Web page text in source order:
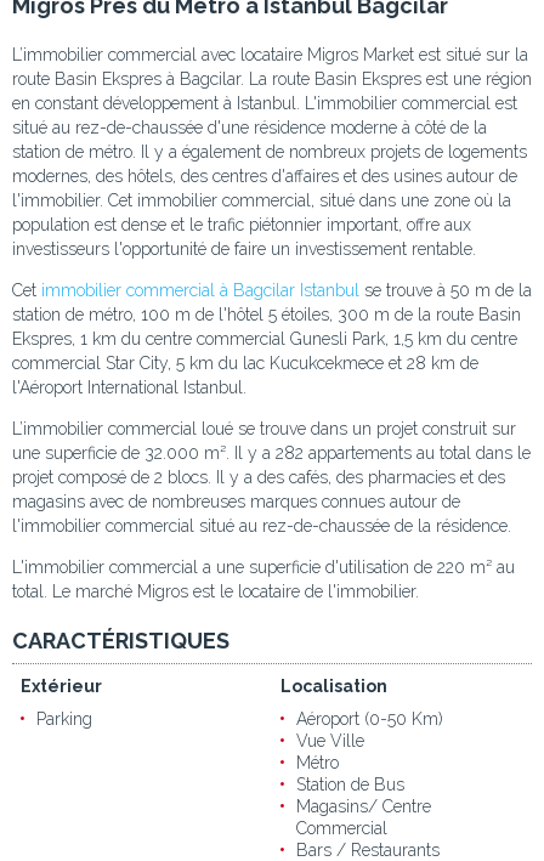
L’immobilier commercial avec locataire Migros Market est situé sur la
route Basin Ekspres à Bagcilar. La route Basin Ekspres est une région
en constant développement à Istanbul. L'immobilier commercial est
situé au rez-de-chaussée d'une résidence moderne à côté de la
station de métro. Il y a également de nombreux projets de logements
modernes, des hôtels, des centres d'affaires et des usines autour de
l'immobilier. Cet immobilier commercial, situé dans une zone où la
population est dense et le trafic piétonnier important, offre aux
investisseurs l'opportunité de faire un investissement rentable.
Cet immobilier commercial à Bagcilar Istanbul
se trouve à 50 m de la
station de métro, 100 m de l'hôtel 5 étoiles, 300 m de la route Basin
Ekspres, 1 km du centre commercial Gunesli Park, 1,5 km du centre
commercial Star City, 5 km du lac Kucukcekmece et 28 km de
l'Aéroport International Istanbul.
L’immobilier commercial loué se trouve dans un projet construit sur
une superficie de 32.000 m². Il y a 282 appartements au total dans le
projet composé de 2 blocs. Il y a des cafés, des pharmacies et des
magasins avec de nombreuses marques connues autour de
l'immobilier commercial situé au rez-de-chaussée de la résidence.
L'immobilier commercial a une superficie d'utilisation de 220 m² au
total. Le marché Migros est le locataire de l'immobilier.
CARACTÉRISTIQUES
Extérieur
Parking
Localisation
Aéroport (0-50 Km)
Vue Ville
Métro
Station de Bus
Magasins/ Centre
Commercial
Bars / Restaurants